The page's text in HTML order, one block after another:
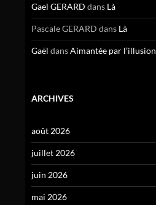
Gael GERARD dans Là
Pascale GERARD dans Là
Gaël dansAimantée par l’illusion
ARCHIVES
août 2026
juillet 2026
juin 2026
mai 2026